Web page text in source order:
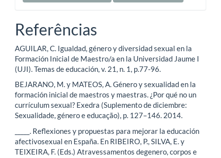
Referências
AGUILAR, C. Igualdad, género y diversidad sexual en la
Formación Inicial de Maestro/a en la Universidad Jaume I
(UJI). Temas de educación, v. 21, n. 1, p.77-96.
BEJARANO, M. y MATEOS, A. Género y sexualidad en la
formación inicial de maestros y maestras. ¿Por qué no un
currículum sexual? Exedra (Suplemento de diciembre:
Sexualidade, género e educação), p. 127–146. 2014.
_____. Reflexiones y propuestas para mejorar la educación
afectivosexual en España. En RIBEIRO, P., SILVA, E. y
TEIXEIRA, F. (Eds.) Atravessamentos degenero, corpos e